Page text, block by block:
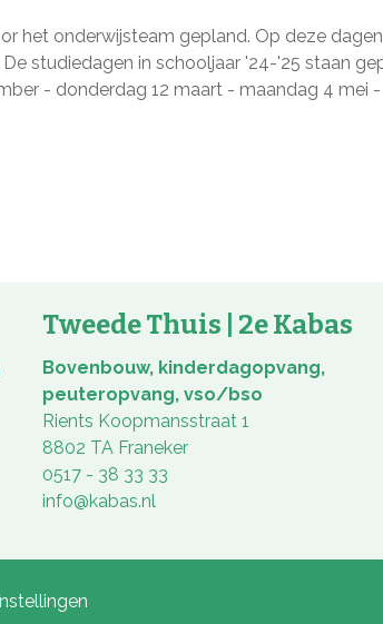
het onderwijsteam gepland. Op deze
studiedagen in schooljaar '24-'25 staan
- donderdag 12 maart - maandag 4 mei -
Tweede Thuis | 2e Kabas
Bovenbouw, kinderdagopvang,
peuteropvang, vso/bso
Rients Koopmansstraat 1
8802 TA Franeker
0517 - 38 33 33
info@kabas.nl